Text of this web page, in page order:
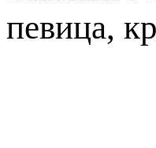
певица,